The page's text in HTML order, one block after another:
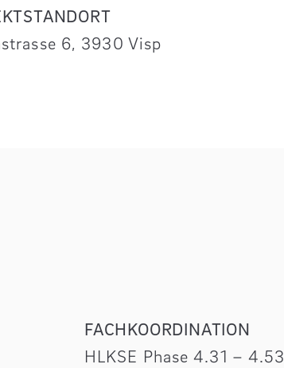
6, 3930 Visp
FACHKOORDINATION
HLKSE Phase 4.31 – 4.53